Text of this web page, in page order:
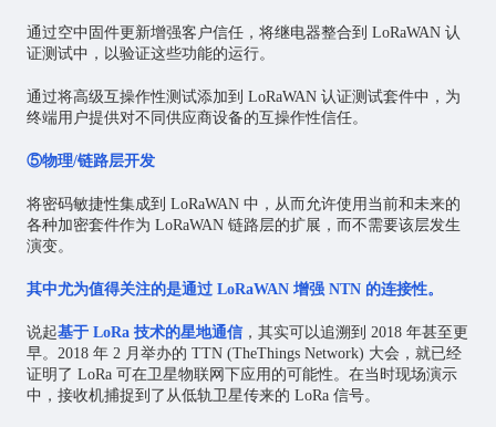
通过空中固件更新增强客户信任，将继电器整合到 LoRaWAN 认
证测试中，以验证这些功能的运行。
通过将高级互操作性测试添加到 LoRaWAN 认证测试套件中，为
终端用户提供对不同供应商设备的互操作性信任。
⑤物理/链路层开发
将密码敏捷性集成到 LoRaWAN 中，从而允许使用当前和未来的
各种加密套件作为 LoRaWAN 链路层的扩展，而不需要该层发生
演变。
其中尤为值得关注的是通过 LoRaWAN 增强 NTN 的连接性。
说起基于 LoRa 技术的星地通信，其实可以追溯到 2018 年甚至更
早。2018 年 2 月举办的 TTN (TheThings Network) 大会，就已经
证明了 LoRa 可在卫星物联网下应用的可能性。在当时现场演示
中，接收机捕捉到了从低轨卫星传来的 LoRa 信号。